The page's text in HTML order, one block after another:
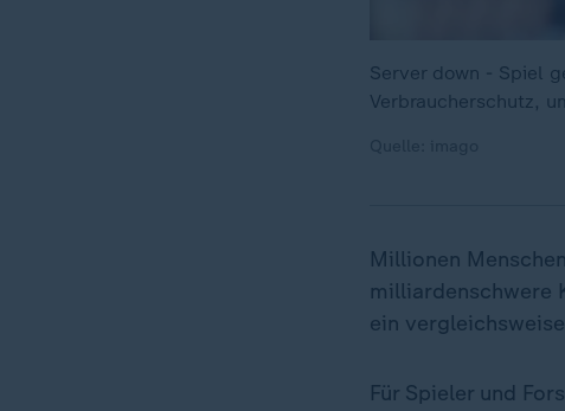
Server down - Spiel
Verbraucherschutz,
Millionen
milliardenschwere
ein
Für Spieler und